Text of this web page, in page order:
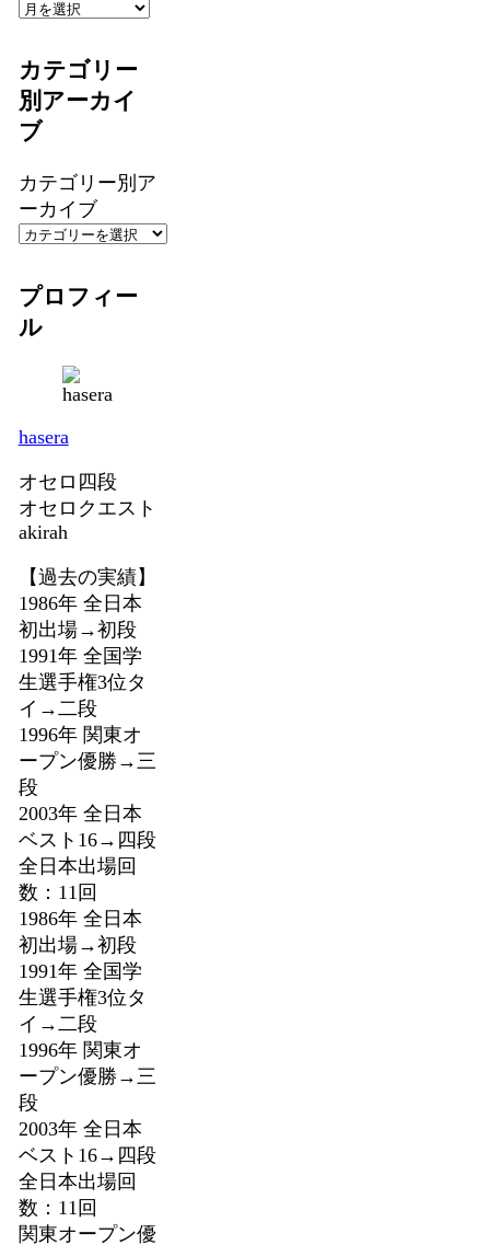
カテゴリー
別アーカイ
ブ
カテゴリー別ア
ーカイブ
プロフィー
ル
hasera
オセロ四段
オセロクエスト
akirah
【過去の実績】
1986年 全日本
初出場→初段
1991年 全国学
生選手権3位タ
イ→二段
1996年 関東オ
ープン優勝→三
段
2003年 全日本
ベスト16→四段
全日本出場回
数：11回
1986年 全日本
初出場→初段
1991年 全国学
生選手権3位タ
イ→二段
1996年 関東オ
ープン優勝→三
段
2003年 全日本
ベスト16→四段
全日本出場回
数：11回
関東オープン優